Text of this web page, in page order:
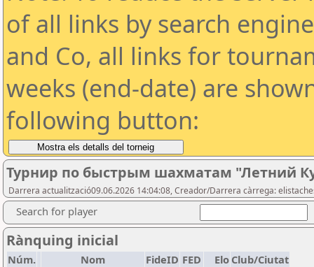
of all links by search
and Co, all links for
weeks (end-date) are
following button:
Турнир по быстрым шахматам "Летний
Darrera actualització09.06.2026 14:04:08, Creador/Darrera càrrega:
Search for player
Rànquing inicial
Núm. Nom FideID FED Elo Club/Ciutat